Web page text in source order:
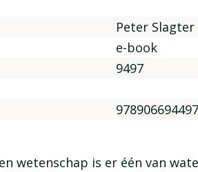
Peter Slagter
e-book
9497
wetenschap is er één van